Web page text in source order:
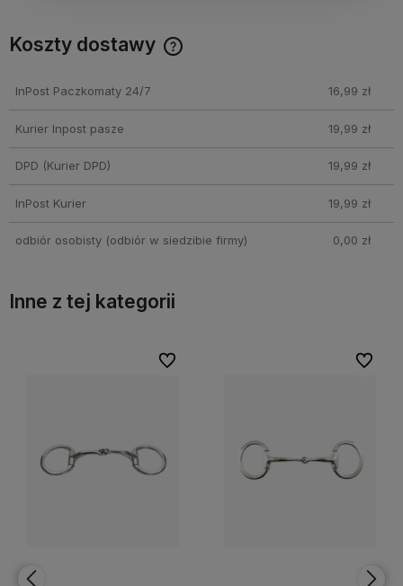
Koszty dostawy
InPost Paczkomaty 24/7 16,99 zł
Kurier Inpost pasze 19,99 zł
DPD (Kurier DPD) 19,99 zł
InPost Kurier 19,99 zł
odbiór osobisty(odbiór w siedzibie firmy) 0,00 zł
Inne z tej kategorii
Do ulubionych
Do ulubionych Do
Do